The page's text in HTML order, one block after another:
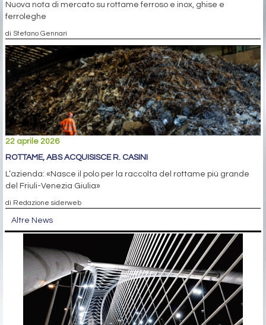
Nuova nota di mercato su rottame ferroso e inox, ghise e
ferroleghe
di Stefano Gennari
22 aprile 2026
ROTTAME, ABS ACQUISISCE R. CASINI
L’azienda: «Nasce il polo per la raccolta del rottame più grande
del Friuli-Venezia Giulia»
di Redazione siderweb
Altre News